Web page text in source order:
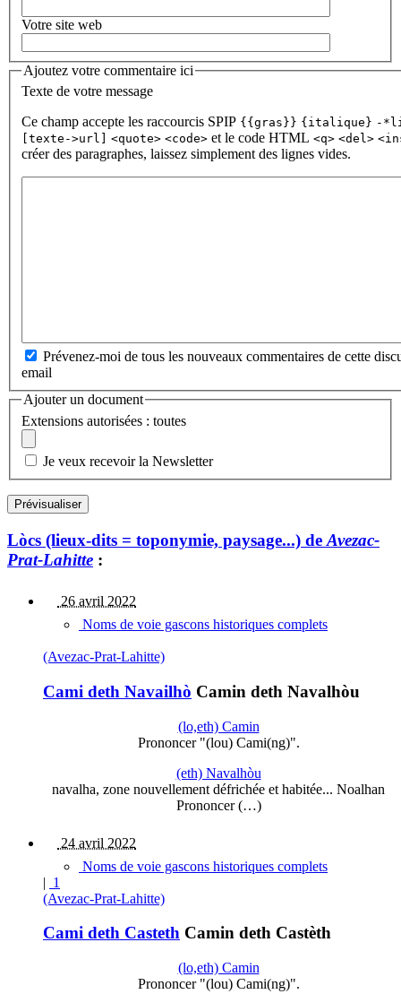
Votre site web
Ajoutez votre commentaire ici
Texte de votre message
Ce champ accepte les raccourcis SPIP {{gras}} {italique} -
[texte->url]
<quote> <code> et le code HTML <q> <del>
créer des paragraphes, laissez simplement des lignes vides.
Prévenez-moi de tous les nouveaux commentaires de cette
email
Ajouter un document
Extensions autorisées : toutes
Je veux recevoir la Newsletter
Lòcs (lieux-dits = toponymie, paysage...) de Avezac-
Prat-Lahitte :
26 avril 2022
Noms de voie gascons historiques complets
(Avezac-Prat-Lahitte)
Cami deth Navailhò Camin deth Navalhòu
(lo,eth) Camin
Prononcer "(lou) Cami(ng)".
(eth) Navalhòu
navalha, zone nouvellement défrichée et habitée... Noalhan
Prononcer (…)
24 avril 2022
Noms de voie gascons historiques complets
| 1
(Avezac-Prat-Lahitte)
Cami deth Casteth Camin deth Castèth
(lo,eth) Camin
Prononcer "(lou) Cami(ng)".